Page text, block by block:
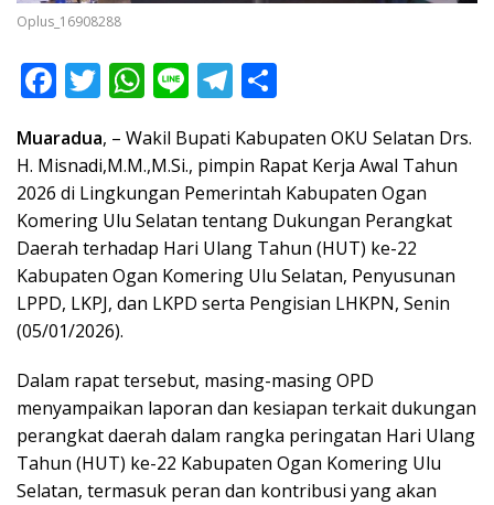
Oplus_16908288
F
e
b
o
o
k
T
itt
er
W
at
s
A
p
p
Li
e
T
e
gr
a
m
ar
e
Muaradua, – Wakil Bupati Kabupaten OKU Selatan Drs.
H. Misnadi,M.M.,M.Si., pimpin Rapat Kerja Awal Tahun
2026 di Lingkungan Pemerintah Kabupaten Ogan
Komering Ulu Selatan tentang Dukungan Perangkat
Daerah terhadap Hari Ulang Tahun (HUT) ke-22
Kabupaten Ogan Komering Ulu Selatan, Penyusunan
LPPD, LKPJ, dan LKPD serta Pengisian LHKPN, Senin
(05/01/2026).
Dalam rapat tersebut, masing-masing OPD
menyampaikan laporan dan kesiapan terkait dukungan
perangkat daerah dalam rangka peringatan Hari Ulang
Tahun (HUT) ke-22 Kabupaten Ogan Komering Ulu
Selatan, termasuk peran dan kontribusi yang akan